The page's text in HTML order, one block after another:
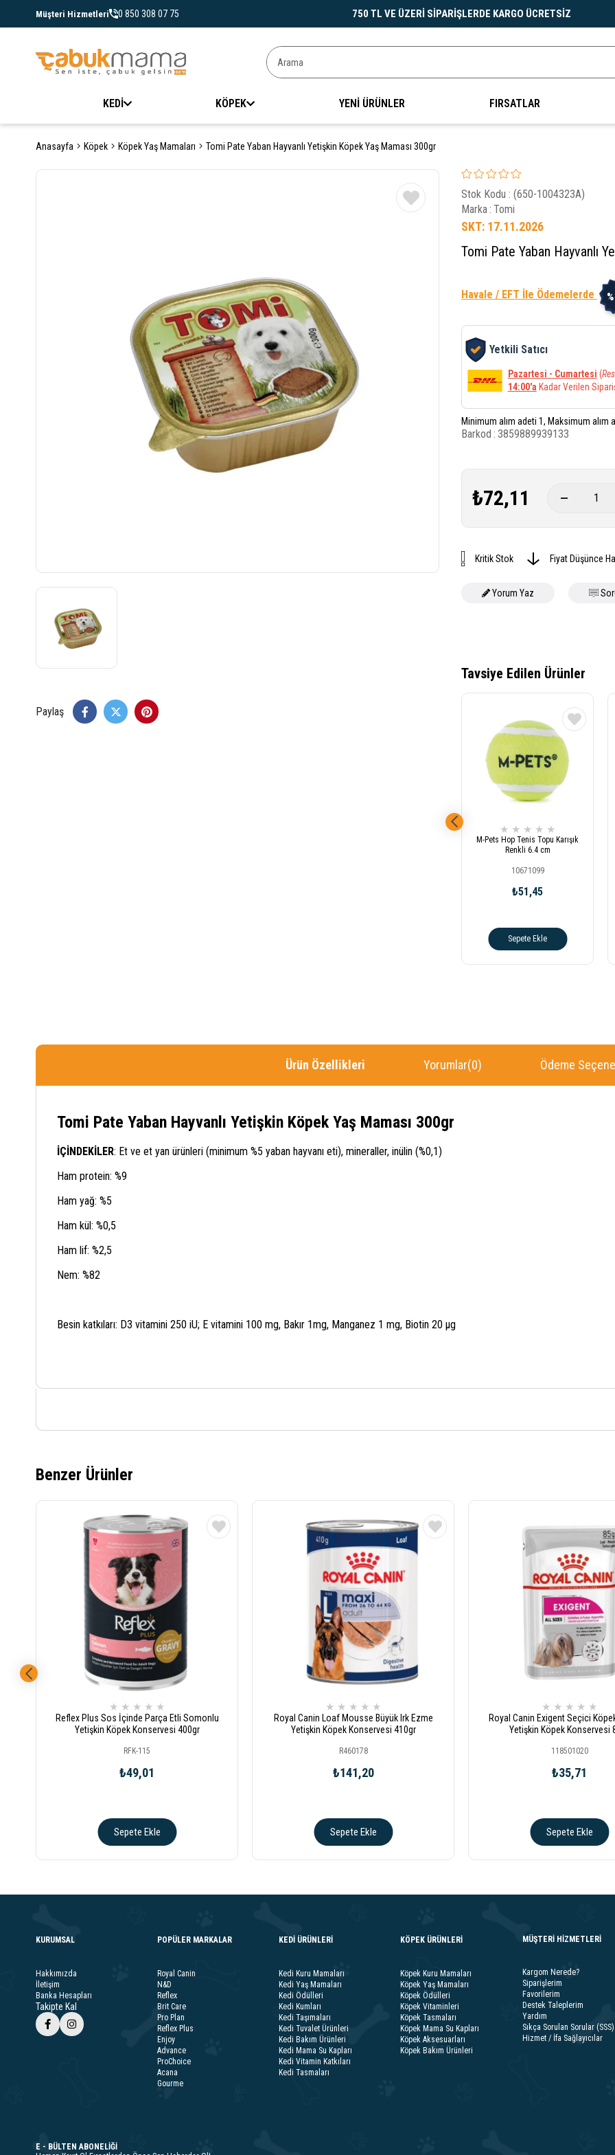
Müşteri Hizmetleri 0 850 308 07 75 750 TL VE ÜZERİ SİPARİŞLERDE KARGO ÜCRETSİZ
KEDİ KÖPEK YENİ ÜRÜNLER FIRSATLAR
Anasayfa Köpek Köpek Yaş Mamaları Tomi Pate Yaban Hayvanlı Yetişkin Köpek Yaş Maması 300gr
Paylaş
Stok Kodu
(650-1004323A)
Marka: Tomi
SKT: 17.11.2026
Tomi Pate Yaban Hayvanlı
Havale / EFT İle Ödemelerde
Yetkili Satıcı
Pazartesi - Cumartesi (
14:00'a Kadar Verilen
Minimum alım adeti 1, Maksimum alım
Barkod : 3859889939133
₺72,11
Kritik Stok Fiyat Düşünce
Yorum Yaz
★ ★ ★ ★ ★
M-Pets Hop Tenis Topu Karışık
Renkli 6.4 cm
10671099
₺51,45
Sepete Ekle
Ürün Özellikleri Yorumlar(0) Ödeme
Tomi Pate Yaban Hayvanlı Yetişkin Köpek Yaş Maması 300gr
İÇİNDEKİLER: Et ve et yan ürünleri (minimum %5 yaban hayvanı eti), mineraller, inülin (%0,1)
Ham protein: %9
Ham yağ: %5
Ham kül: %0,5
Ham lif: %2,5
Nem: %82
Besin katkıları: D3 vitamini 250 iU; E vitamini 100 mg, Bakır 1mg, Manganez 1 mg, Biotin 20 µg
Benzer Ürünler
★ ★ ★ ★ ★
Reflex Plus Sos İçinde Parça Etli Somonlu
Yetişkin Köpek Konservesi 400gr
RFK-115
₺49,01
Sepete Ekle
★ ★ ★ ★ ★
Royal Canin Loaf Mousse Büyük Irk Ezme
Yetişkin Köpek Konservesi 410gr
R460178
₺141,20
Sepete Ekle
★ ★ ★ ★ ★
Royal Canin Exigent Seçici
Yetişkin Köpek Konservesi
118501020
₺35,71
Sepete Ekle
KURUMSAL
Hakkımızda
İletişim
Banka Hesapları
Takipte Kal
POPÜLER MARKALAR
Royal Canin
N&D
Reflex
Brit Care
Pro Plan
Reflex Plus
Enjoy
Advance
ProChoice
Acana
Gourme
KEDİ ÜRÜNLERİ
Kedi Kuru Mamaları
Kedi Yaş Mamaları
Kedi Ödülleri
Kedi Kumları
Kedi Taşımaları
Kedi Tuvalet Ürünleri
Kedi Bakım Ürünleri
Kedi Mama Su Kapları
Kedi Vitamin Katkıları
Kedi Tasmaları
KÖPEK ÜRÜNLERİ
Köpek Kuru Mamaları
Köpek Yaş Mamaları
Köpek Ödülleri
Köpek Vitaminleri
Köpek Tasmaları
Köpek Mama Su Kapları
Köpek Aksesuarları
Köpek Bakım Ürünleri
MÜŞTERİ HİZMETLERİ
Kargom Nerede?
Siparişlerim
Favorilerim
Destek Taleplerim
Yardım
Sıkça Sorulan Sorular (SSS)
Hizmet / İfa Sağlayıcılar
E - BÜLTEN ABONELİĞİ